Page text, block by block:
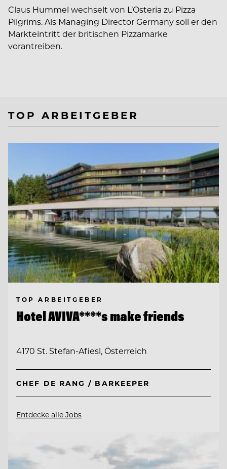
Claus Hummel wechselt von L’Osteria zu Pizza
Pilgrims. Als Managing Director Germany soll er den
Markteintritt der britischen Pizzamarke
vorantreiben.
TOP ARBEITGEBER
TOP ARBEITGEBER
Hotel AVIVA****s make friends
4170 St. Stefan-Afiesl, Österreich
CHEF DE RANG / BARKEEPER
Entdecke alle Jobs